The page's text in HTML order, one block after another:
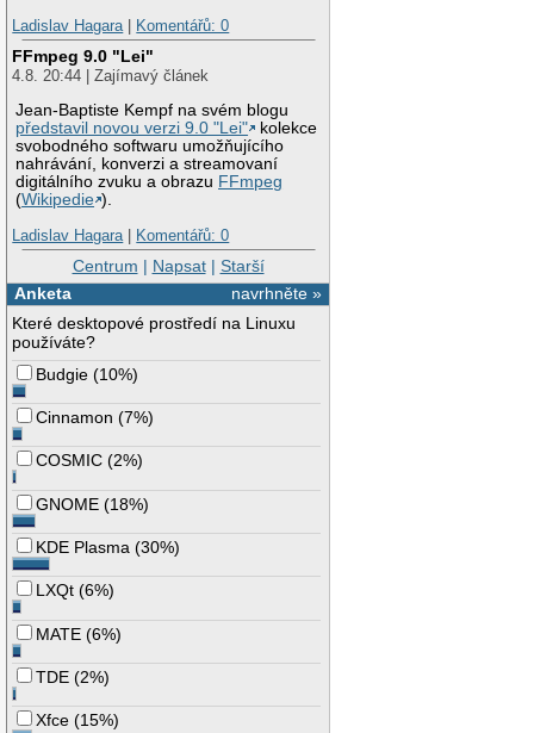
Ladislav Hagara | Komentářů: 0
FFmpeg 9.0 "Lei"
4.8. 20:44 | Zajímavý článek
Jean-Baptiste Kempf na svém blogu
představil novou verzi 9.0 "Lei"
kolekce
svobodného softwaru umožňujícího
nahrávání, konverzi a streamovaní
digitálního zvuku a obrazu FFmpeg
(Wikipedie ).
Ladislav Hagara | Komentářů: 0
Centrum | Napsat| Starší
navrhněte »
Anketa
Které desktopové prostředí na Linuxu
používáte?
Budgie (10%)
Cinnamon (7%)
COSMIC (2%)
GNOME (18%)
KDE Plasma (30%)
LXQt (6%)
MATE (6%)
TDE (2%)
Xfce (15%)